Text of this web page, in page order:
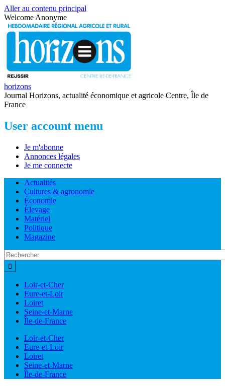
Aller au contenu principal
Welcome Anonyme
horizons
Journal Horizons, actualité économique et agricole Centre, Île de
France
User account menu
Je m'abonne
Annonces légales
Je me connecte
Actualités
Cultures & agronomie
Économie
Élevage
Matériel
Politique
Magazine
Loir-et-Cher
Eure-et-Loir
Loiret
Seine-et-Marne
Île-de-France
Loir-et-Cher
Eure-et-Loir
Loiret
Seine-et-Marne
Île-de-France